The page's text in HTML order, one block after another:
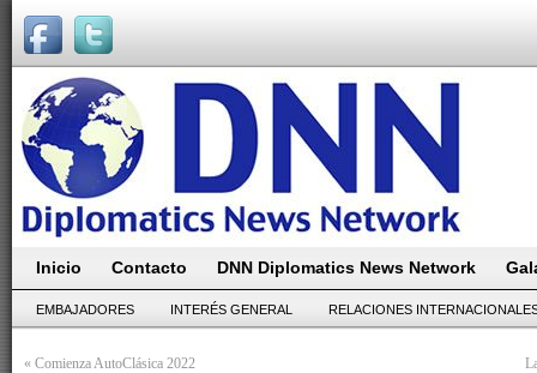
Inicio Contacto DNN Diplomatics News Network
EMBAJADORES INTERÉS GENERAL RELACIONES
« Comienza AutoClásica 2022